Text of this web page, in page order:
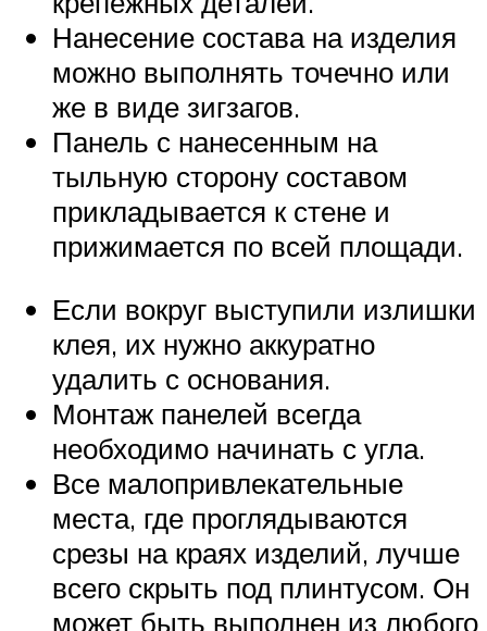
Нанесение состава на изделия
можно выполнять точечно или
же в виде зигзагов.
Панель с нанесенным на
тыльную сторону составом
прикладывается к стене и
прижимается по всей площади.
Если вокруг выступили излишки
клея, их нужно аккуратно
удалить с основания.
Монтаж панелей всегда
необходимо начинать с угла.
Все малопривлекательные
места, где проглядываются
срезы на краях изделий, лучше
всего скрыть под плинтусом. Он
может быть выполнен из любого